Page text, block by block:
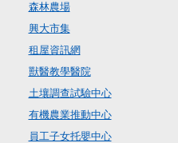
森林農場
興大市集
租屋資訊網
獸醫教學醫院
土壤調查試驗中心
有機農業推動中心
員工子女托嬰中心